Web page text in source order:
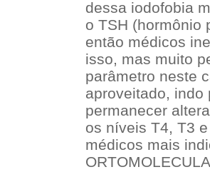
dessa iodofobia
o TSH (hormônio
então médicos
isso, mas muito
parâmetro neste
aproveitado, indo
permanecer
os níveis T4, T3
médicos mais